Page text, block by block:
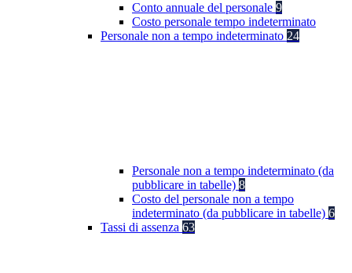
Conto annuale del personale 9
Costo personale tempo indeterminato
Personale non a tempo indeterminato 24
Personale non a tempo indeterminato (da
pubblicare in tabelle) 8
Costo del personale non a tempo
indeterminato (da pubblicare in tabelle) 6
Tassi di assenza 63